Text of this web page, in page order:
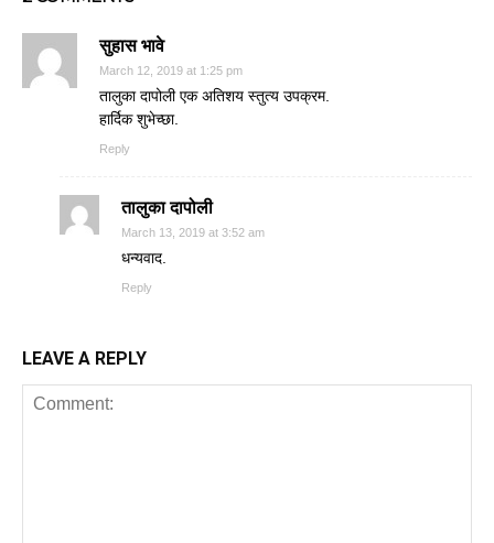
सुहास भावे
March 12, 2019 at 1:25 pm
तालुका दापोली एक अतिशय स्तुत्य उपक्रम.
हार्दिक शुभेच्छा.
Reply
तालुका दापोली
March 13, 2019 at 3:52 am
धन्यवाद.
Reply
LEAVE A REPLY